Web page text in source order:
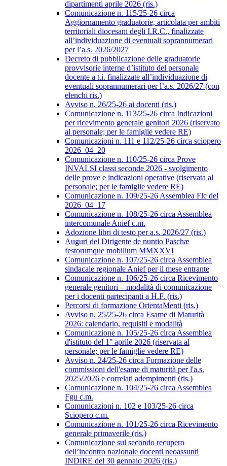
dipartimenti aprile 2026 (ris.)
Comunicazione n. 115/25-26 circa
Aggiornamento graduatorie, articolata per ambiti
territoriali diocesani degli I.R.C., finalizzate
all’individuazione di eventuali soprannumerari
per l’a.s. 2026/2027
Decreto di pubblicazione delle graduatorie
provvisorie interne d’istituto del personale
docente a t.i. finalizzate all’individuazione di
eventuali soprannumerari per l’a.s. 2026/27 (con
elenchi ris.)
Avviso n. 26/25-26 ai docenti (ris.)
Comunicazione n. 113/25-26 circa Indicazioni
per ricevimento generale genitori 2026 (riservato
al personale; per le famiglie vedere RE)
Comunicazioni n. 111 e 112/25-26 circa sciopero
2026_04_20
Comunicazione n. 110/25-26 circa Prove
INVALSI classi seconde 2026 - svolgimento
delle prove e indicazioni operative (riservata al
personale; per le famiglie vedere RE)
Comunicazione n. 109/25-26 Assemblea Flc del
2026_04_17
Comunicazione n. 108/25-26 circa Assemblea
intercomunale Anief c.m.
Adozione libri di testo per a.s. 2026/27 (ris.)
Auguri del Dirigente de nuntio Paschæ
festorumque mobilium MMXXVI
Comunicazione n. 107/25-26 circa Assemblea
sindacale regionale Anief per il mese entrante
Comunicazione n. 106/25-26 circa Ricevimento
generale genitori – modalità di comunicazione
per i docenti partecipanti a H.F. (ris.)
Percorsi di formazione OrientaMenti (ris.)
Avviso n. 25/25-26 circa Esame di Maturità
2026: calendario, requisiti e modalità
Comunicazione n. 105/25-26 circa Assemblea
d'istituto del 1° aprile 2026 (riservata al
personale; per le famiglie vedere RE)
Avviso n. 24/25-26 circa Formazione delle
commissioni dell'esame di maturità per l'a.s.
2025/2026 e correlati adempimenti (ris.)
Comunicazione n. 104/25-26 circa Assemblea
Fgu c.m.
Comunicazioni n. 102 e 103/25-26 circa
Sciopero c.m.
Comunicazione n. 101/25-26 circa Ricevimento
generale primaverile (ris.)
Comunicazione sul secondo recupero
dell’incontro nazionale docenti neoassunti
INDIRE del 30 gennaio 2026 (ris.)